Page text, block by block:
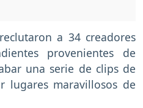
reclutaron a 34 creadores
provenientes de
una serie de clips de
maravillosos de